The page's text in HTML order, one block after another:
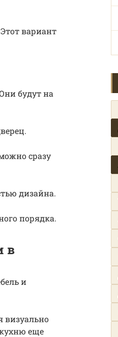
вариант
будут на
сразу
дизайна.
порядка.
в
и
визуально
еще